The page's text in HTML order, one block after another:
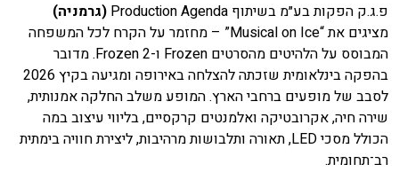
פ.ג.ק הפקות בע״מ בשיתוף Production Agenda (גרמניה)
מציגים את “Musical on Ice” – מחזמר על הקרח לכל המשפחה
המבוסס על הלהיטים מהסרטים Frozen ו-Frozen 2. מדובר
בהפקה בינלאומית שזכתה להצלחה באירופה ומגיעה בקיץ 2026
לסבב של מופעים ברחבי הארץ. המופע משלב החלקה אמנותית,
שירה חיה, אקרובטיקה ואלמנטים קרקסיים, בליווי עיצוב במה
הכולל מסכי LED, תאורה ותלבושות מרהיבות, ליצירת חוויה בימתית
רב־תחומית.